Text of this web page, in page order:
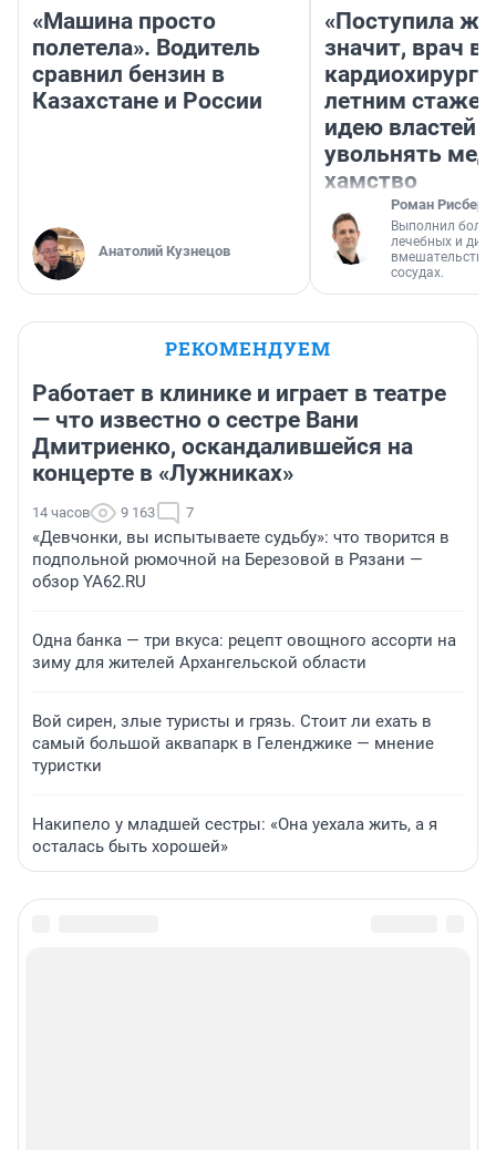
«Машина просто
полетела». Водитель
сравнил бензин в
Казахстане и России
Анатолий Кузнецов
«Поступила
значит, врач
кардиохирург
летним
идею властей
увольнять
хамство
Роман Рисберг
Выполнил
лечебных и
вмешательств
сосудах.
РЕКОМЕНДУЕМ
Работает в клинике и играет в театре
— что известно о сестре Вани
Дмитриенко, оскандалившейся на
концерте в «Лужниках»
14 часов 9 163 7
«Девчонки, вы испытываете судьбу»: что творится в
подпольной рюмочной на Березовой в Рязани —
обзор YA62.RU
Одна банка — три вкуса: рецепт овощного ассорти на
зиму для жителей Архангельской области
Вой сирен, злые туристы и грязь. Стоит ли ехать в
самый большой аквапарк в Геленджике — мнение
туристки
Накипело у младшей сестры: «Она уехала жить, а я
осталась быть хорошей»